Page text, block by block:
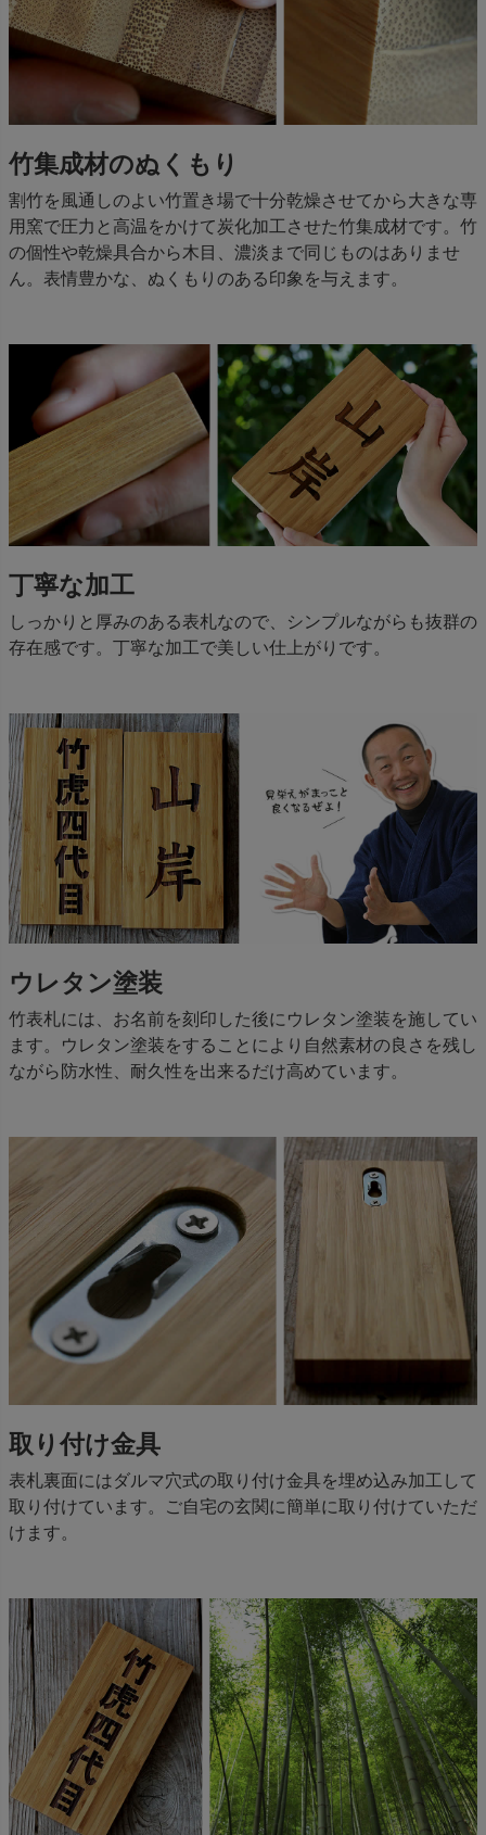
竹集成材のぬくもり
割竹を風通しのよい竹置き場で十分乾燥させてから大きな専
用窯で圧力と高温をかけて炭化加工させた竹集成材です。竹
の個性や乾燥具合から木目、濃淡まで同じものはありませ
ん。表情豊かな、ぬくもりのある印象を与えます。
丁寧な加工
しっかりと厚みのある表札なので、シンプルながらも抜群の
存在感です。丁寧な加工で美しい仕上がりです。
ウレタン塗装
竹表札には、お名前を刻印した後にウレタン塗装を施してい
ます。ウレタン塗装をすることにより自然素材の良さを残し
ながら防水性、耐久性を出来るだけ高めています。
取り付け金具
表札裏面にはダルマ穴式の取り付け金具を埋め込み加工して
取り付けています。ご自宅の玄関に簡単に取り付けていただ
けます。